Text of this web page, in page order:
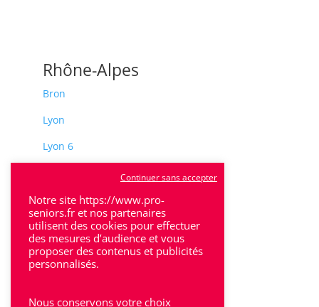
Rhône-Alpes
Bron
Lyon
Lyon 6
Calluire
Décines
Saint-Etienne
Notre site https://www.pro-
seniors.fr et nos partenaires
utilisent des cookies pour effectuer
des mesures d’audience et vous
proposer des contenus et publicités
personnalisés.
Nous conservons votre choix
Continuer sans accepter